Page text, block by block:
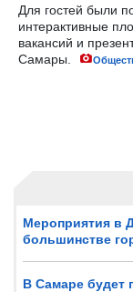
Мероприятия в
большинстве
В Самаре будет
Для гостей были
интерактивные
вакансий и
Самары.